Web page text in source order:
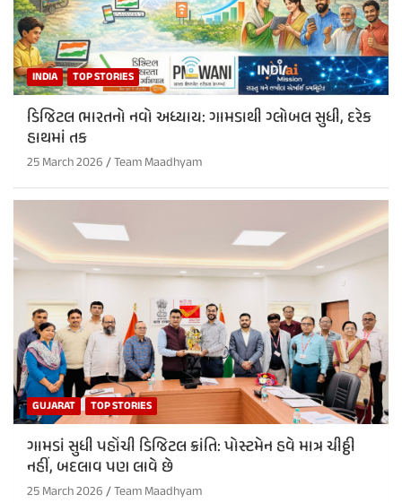
INDIA TOP STORIES
ડિજિટલ ભારતનો નવો અધ્યાય: ગામડાથી ગ્લોબલ સુધી, દરેક
હાથમાં તક
25 March 2026 Team Maadhyam
GUJARAT TOP STORIES
ગામડાં સુધી પહોંચી ડિજિટલ ક્રાંતિ: પોસ્ટમેન હવે માત્ર ચીઠ્ઠી
નહીં, બદલાવ પણ લાવે છે
25 March 2026 Team Maadhyam